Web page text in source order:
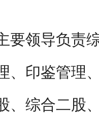
要领导负责
、印鉴管理
综合二股